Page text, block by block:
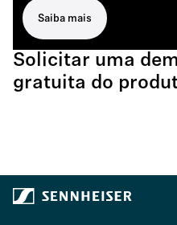
Saiba mais
Solicitar uma
gratuita do